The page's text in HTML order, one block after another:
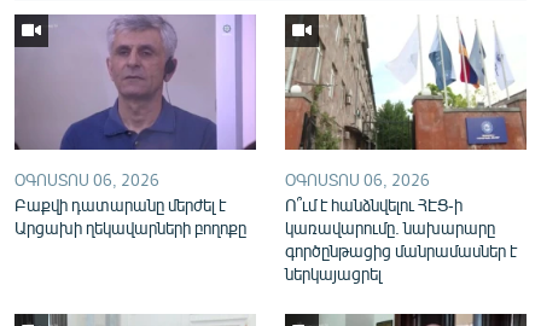
ՏԵՍԱՆՅՈՒԹԵՐ
ԲԱՆԱՎԵՃ
ՁԳՏԵԼՈՎ ԼԱՎԱԳՈՒՅՆԻՆ
ՓՈԴՔԱՍԹ
Հայերեն
ՕԳՈՍՏՈՍ 06, 2026
Բաքվի դատարանը մերժել է
Արցախի ղեկավարների բողոքը
ՕԳՈՍՏՈՍ 06, 2026
Ո՞ւմ է հանձնվելու ՀԷՑ-ի
կառավարումը. նախարարը
գործընթացից մանրամասներ է
ներկայացրել